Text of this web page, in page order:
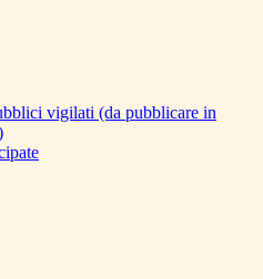
vigilati (da pubblicare in